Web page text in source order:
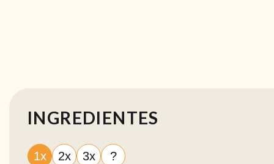
INGREDIENTES
1x 2x 3x ?